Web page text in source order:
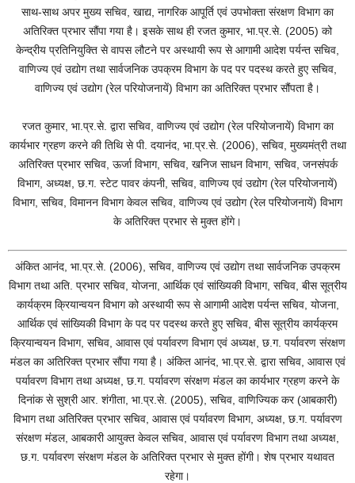
साथ-साथ अपर मुख्य सचिव, खाद्य, नागरिक आपूर्ति एवं उपभोक्ता संरक्षण विभाग का
अतिरिक्त प्रभार सौंपा गया है। इसके साथ ही रजत कुमार, भा.प्र.से. (2005) को
केन्द्रीय प्रतिनियुक्ति से वापस लौटने पर अस्थायी रूप से आगामी आदेश पर्यन्त सचिव,
वाणिज्य एवं उद्योग तथा सार्वजनिक उपक्रम विभाग के पद पर पदस्थ करते हुए सचिव,
वाणिज्य एवं उद्योग (रेल परियोजनायें) विभाग का अतिरिक्त प्रभार सौंपता है।
रजत कुमार, भा.प्र.से. द्वारा सचिव, वाणिज्य एवं उद्योग (रेल परियोजनायें) विभाग का
कार्यभार ग्रहण करने की तिथि से पी. दयानंद, भा.प्र.से. (2006), सचिव, मुख्यमंत्री तथा
अतिरिक्त प्रभार सचिव, ऊर्जा विभाग, सचिव, खनिज साधन विभाग, सचिव, जनसंपर्क
विभाग, अध्यक्ष, छ.ग. स्टेट पावर कंपनी, सचिव, वाणिज्य एवं उद्योग (रेल परियोजनायें)
विभाग, सचिव, विमानन विभाग केवल सचिव, वाणिज्य एवं उद्योग (रेल परियोजनायें) विभाग
के अतिरिक्त प्रभार से मुक्त होंगे।
अंकित आनंद, भा.प्र.से. (2006), सचिव, वाणिज्य एवं उद्योग तथा सार्वजनिक उपक्रम
विभाग तथा अति. प्रभार सचिव, योजना, आर्थिक एवं सांख्यिकी विभाग, सचिव, बीस सूत्रीय
कार्यक्रम क्रियान्वयन विभाग को अस्थायी रूप से आगामी आदेश पर्यन्त सचिव, योजना,
आर्थिक एवं सांख्यिकी विभाग के पद पर पदस्थ करते हुए सचिव, बीस सूत्रीय कार्यक्रम
क्रियान्वयन विभाग, सचिव, आवास एवं पर्यावरण विभाग एवं अध्यक्ष, छ.ग. पर्यावरण संरक्षण
मंडल का अतिरिक्त प्रभार सौंपा गया है। अंकित आनंद, भा.प्र.से. द्वारा सचिव, आवास एवं
पर्यावरण विभाग तथा अध्यक्ष, छ.ग. पर्यावरण संरक्षण मंडल का कार्यभार ग्रहण करने के
दिनांक से सुश्री आर. शंगीता, भा.प्र.से. (2005), सचिव, वाणिज्यिक कर (आबकारी)
विभाग तथा अतिरिक्त प्रभार सचिव, आवास एवं पर्यावरण विभाग, अध्यक्ष, छ.ग. पर्यावरण
संरक्षण मंडल, आबकारी आयुक्त केवल सचिव, आवास एवं पर्यावरण विभाग तथा अध्यक्ष,
छ.ग. पर्यावरण संरक्षण मंडल के अतिरिक्त प्रभार से मुक्त होंगी। शेष प्रभार यथावत
रहेगा।